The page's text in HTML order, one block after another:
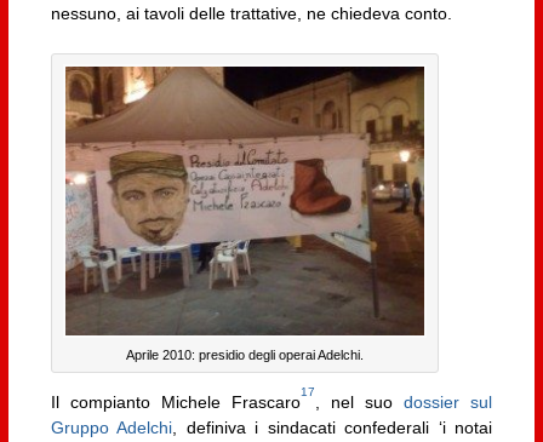
nessuno, ai tavoli delle trattative, ne chiedeva conto.
Aprile 2010: presidio degli operai Adelchi.
Il compianto Michele Frascaro
17
, nel suodossier sul
Gruppo Adelchi, definiva i sindacati confederali ‘i notai